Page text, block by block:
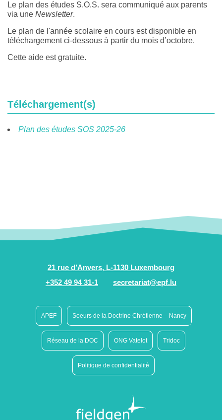
Le plan des études S.O.S. sera communiqué aux parents
via une Newsletter.
Le plan de l'année scolaire en cours est disponible en
téléchargement ci-dessous à partir du mois d’octobre.
Cette aide est gratuite.
Téléchargement(s)
Plan des études SOS 2025-26
21 rue d’Anvers, L-1130 Luxembourg
+352 49 94 31-1
secretariat@epf.lu
APEF Soeurs de la Doctrine Chrétienne – Nancy
Réseau de la DOC ONG Vatelot Tridoc
Politique de confidentialité